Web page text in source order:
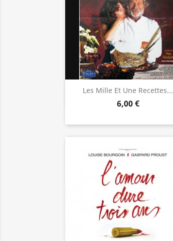
Les Mille Et Une Recettes...
6,00 €
Aperçu rapide